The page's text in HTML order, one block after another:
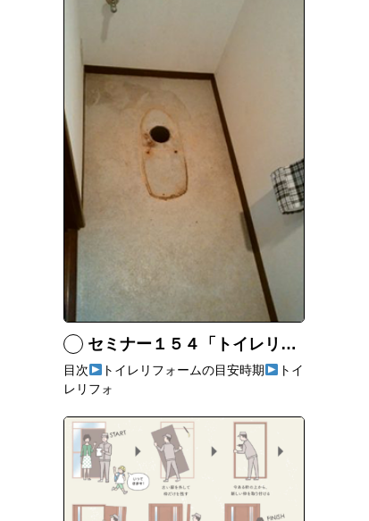
セミナー１５４「トイレリフォームは壁紙や床も一緒にリフォームするのがいい！」
目次 トイレリフォームの目安時期
トイ
レリフォ